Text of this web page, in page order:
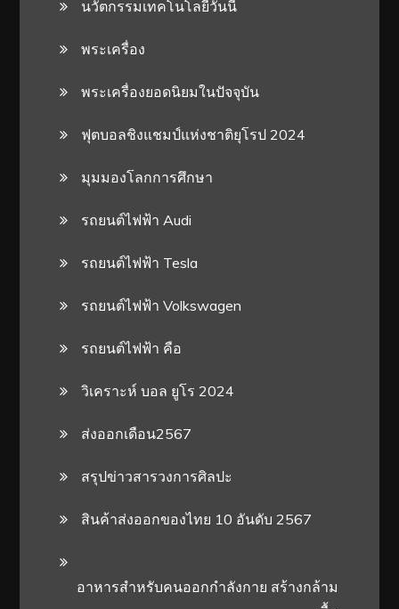
นวัตกรรมเทคโนโลยีวันนี้
พระเครื่อง
พระเครื่องยอดนิยมในปัจจุบัน
ฟุตบอลชิงแชมป์แห่งชาติยุโรป 2024
มุมมองโลกการศึกษา
รถยนต์ไฟฟ้า Audi
รถยนต์ไฟฟ้า Tesla
รถยนต์ไฟฟ้า Volkswagen
รถยนต์ไฟฟ้า คือ
วิเคราะห์ บอล ยูโร 2024
ส่งออกเดือน2567
สรุปข่าวสารวงการศิลปะ
สินค้าส่งออกของไทย 10 อันดับ 2567
อาหารสําหรับคนออกกําลังกาย สร้างกล้าม